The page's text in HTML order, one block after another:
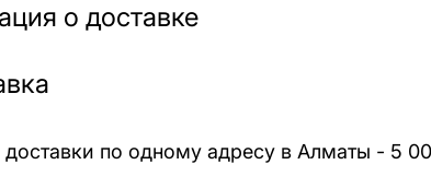
о доставке
доставки по одному адресу в Алматы - 5